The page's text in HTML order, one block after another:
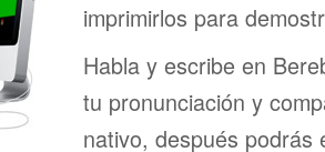
imprimirlos para
Habla y escribe en
tu pronunciación y
nativo, después podrás